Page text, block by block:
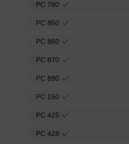
PC 780
PC 850
PC 860
PC 870
PC 890
PC 150
PC 425
PC 428